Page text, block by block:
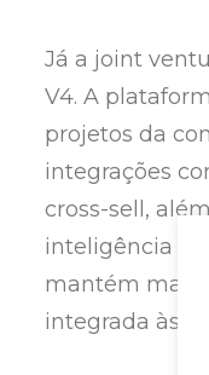
Já a joint
V4. A
projetos da
integrações
cross-sell,
inteligência
mantém
integrada às